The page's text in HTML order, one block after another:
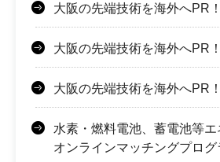
大阪の先端技術を海外へPR
大阪の先端技術を海外へPR
大阪の先端技術を海外へPR
水素・燃料電池、蓄電池等
オンラインマッチングプログ